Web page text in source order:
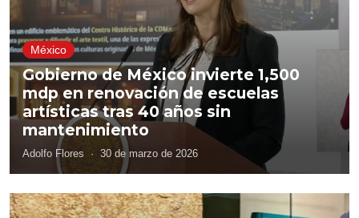
México
Gobierno de México invierte 1,500
mdp en renovación de escuelas
artísticas tras 40 años sin
mantenimiento
Adolfo Flores · 30 de marzo de 2026